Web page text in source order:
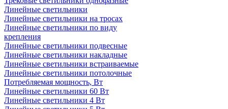
Линейные светильники
Линейные светильники на тросах
Линейные светильники по виду
крепления
Линейные светильники подвесные
Линейные светильники накладные
Линейные светильники встраиваемые
Линейные светильники потолочные
Потребляемая мощность, Вт
Линейные светильники 60 Вт
Линейные светильники 4 Вт